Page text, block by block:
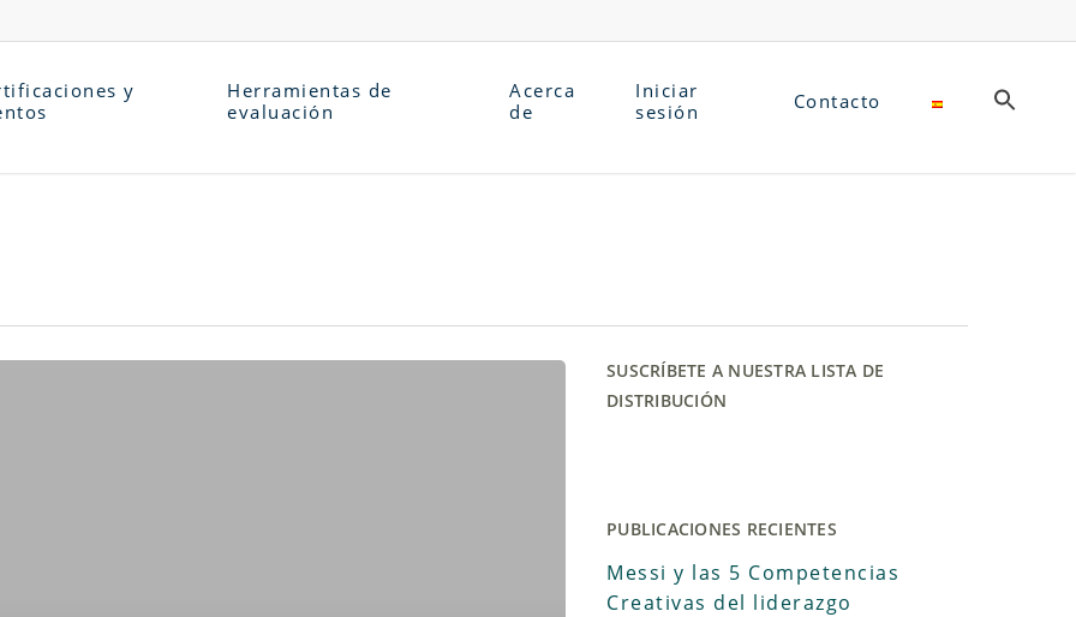
y
Herramientas de
evaluación
Acerca
de
Iniciar
sesión
Contacto
SUSCRÍBETE A NUESTRA LISTA DE
DISTRIBUCIÓN
PUBLICACIONES RECIENTES
Messi y las 5 Competencias
Creativas del liderazgo